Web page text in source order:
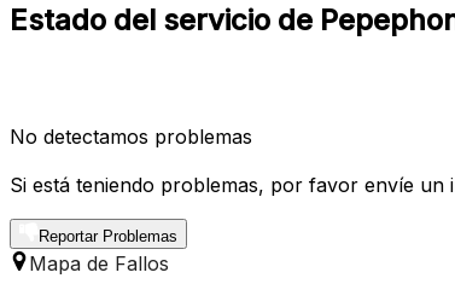
Estado del servicio de
No detectamos problemas
Si está teniendo problemas, por favor envíe un
Reportar Problemas
Mapa de Fallos